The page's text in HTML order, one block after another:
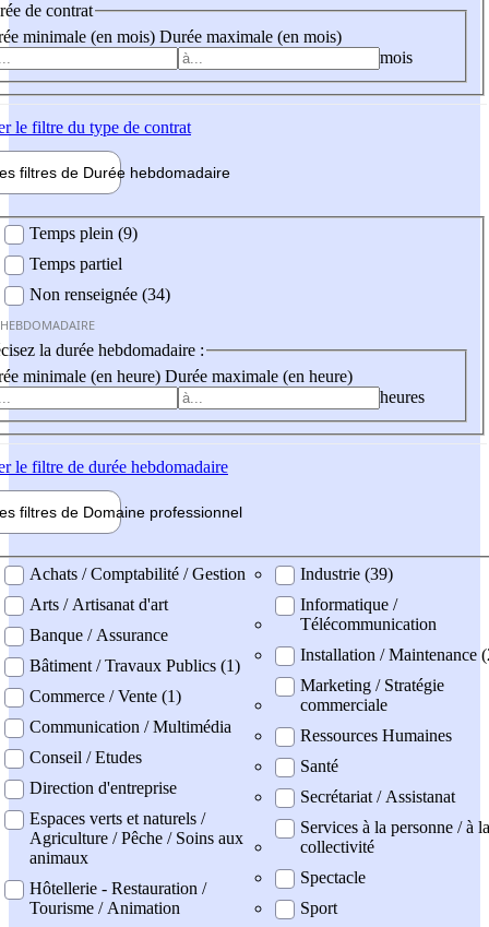
de contrat
minimale (en mois) Durée maximale (en mois)
mois
le filtre du type de contrat
filtres de Durée hebdomadaire
Temps plein (9)
Temps partiel
Non renseignée (34)
la durée hebdomadaire :
minimale (en heure) Durée maximale (en heure)
heures
le filtre de durée hebdomadaire
filtres de Domaine professionnel
professionel
Achats / Comptabilité / Gestion
Arts / Artisanat d'art
Banque / Assurance
Bâtiment / Travaux Publics (1)
Commerce / Vente (1)
Communication / Multimédia
Conseil / Etudes
Direction d'entreprise
Espaces verts et naturels /
Agriculture / Pêche / Soins aux
animaux
Hôtellerie - Restauration /
Tourisme / Animation
Industrie (39)
Informatique /
Télécommunication
Installation / Maintenance
Marketing / Stratégie
commerciale
Ressources Humaines
Santé
Secrétariat / Assistanat
Services à la personne / à la
collectivité
Spectacle
Sport